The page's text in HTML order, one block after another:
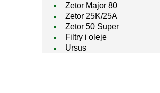
Zetor Major 80
Zetor 25K/25A
Zetor 50 Super
Filtry i oleje
Ursus